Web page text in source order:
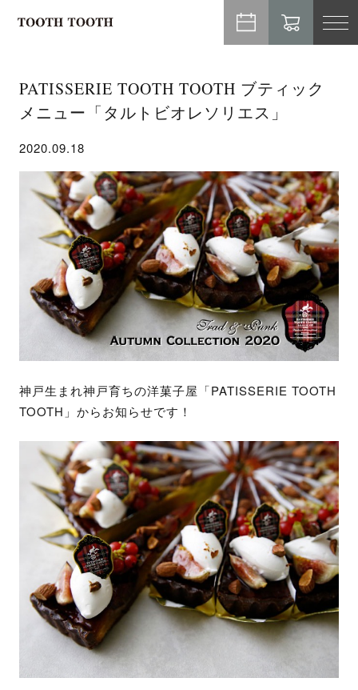
PATISSERIE TOOTH TOOTH ブティック
メニュー「タルトビオレソリエス」
2020.09.18
神戸生まれ神戸育ちの洋菓子屋「PATISSERIE TOOTH
TOOTH」からお知らせです！